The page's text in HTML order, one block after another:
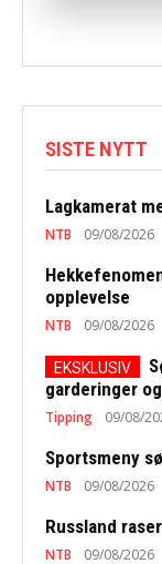
SISTE NYTT
Lagkamerat
NTB 09/08/2026
opplevelse
NTB 09/08/2026
garderinger
Tipping 09/08/
Sportsmeny
NTB 09/08/2026
Russland
NTB 09/08/2026